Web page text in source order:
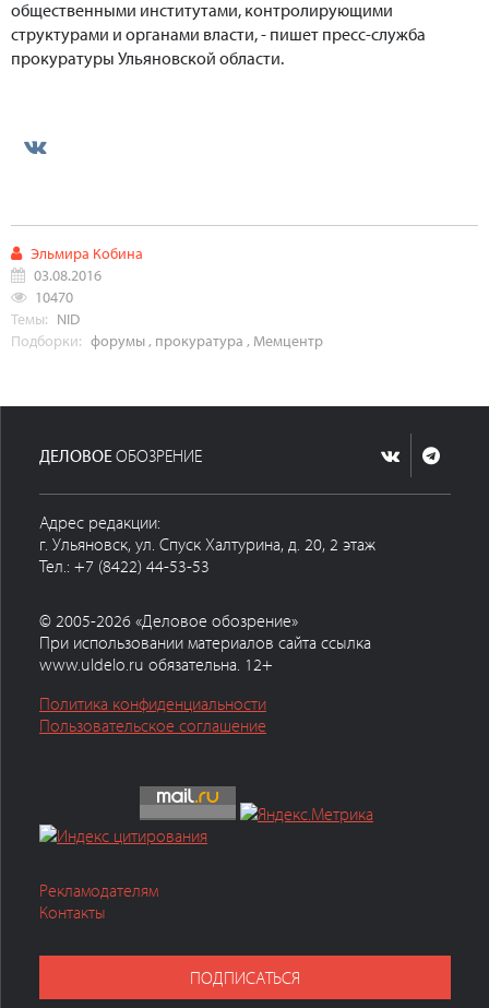
общественными институтами, контролирующими
структурами и органами власти, - пишет пресс-служба
прокуратуры Ульяновской области.
Эльмира Кобина
03.08.2016
10470
Темы: NID
Подборки: форумы , прокуратура , Мемцентр
ДЕЛОВОЕ ОБОЗРЕНИЕ
Адрес редакции:
г. Ульяновск, ул. Спуск Халтурина, д. 20, 2 этаж
Тел.: +7 (8422) 44-53-53
© 2005-2026 «Деловое обозрение»
При использовании материалов сайта ссылка
www.uldelo.ru обязательна. 12+
Политика конфиденциальности
Пользовательское соглашение
Рекламодателям
Контакты
ПОДПИСАТЬСЯ